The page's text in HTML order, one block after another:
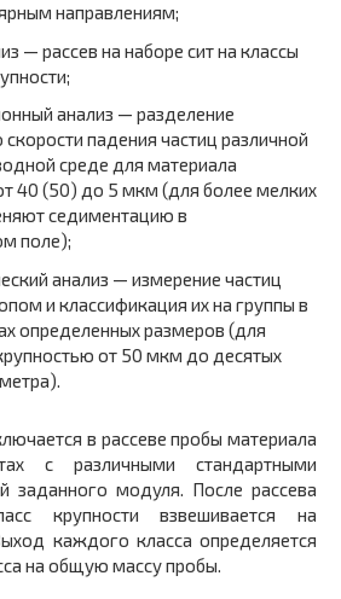
направлениям;
— рассев на наборе сит на классы
анализ — разделение
падения частиц различной
среде для материала
40 (50) до 5 мкм (для более мелких
седиментацию в
поле);
анализ — измерение частиц
и классификация их на группы в
определенных размеров (для
от 50 мкм до десятых
в рассеве пробы материала
с различными стандартными
заданного модуля. После рассева
крупности взвешивается на
каждого класса определяется
на общую массу пробы.